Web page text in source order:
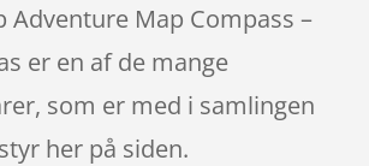
Adventure Map Compass –
er en af de mange
som er med i samlingen
her på siden.